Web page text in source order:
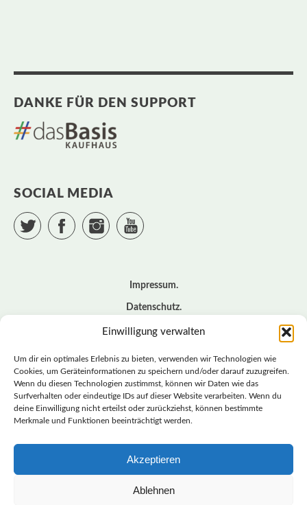
Einwilligung verwalten
Um dir ein optimales Erlebnis zu bieten, verwenden wir Technologien wie
Cookies, um Geräteinformationen zu speichern und/oder darauf zuzugreifen.
Wenn du diesen Technologien zustimmst, können wir Daten wie das
Surfverhalten oder eindeutige IDs auf dieser Website verarbeiten. Wenn du
deine Einwilligung nicht erteilst oder zurückziehst, können bestimmte
Merkmale und Funktionen beeinträchtigt werden.
Akzeptieren
Ablehnen
DANKE FÜR DEN SUPPORT
SOCIAL MEDIA
Twitter Facebook Instagram
Impressum
Datenschutz
Cookie – Richtlinie (EU)
© BASISDEMOKRATISCHE PARTEI DEUTSCHLAND *
LANDESVERBAND SACHSEN
LANDESVERBAND
SACHSEN | DIEBASIS